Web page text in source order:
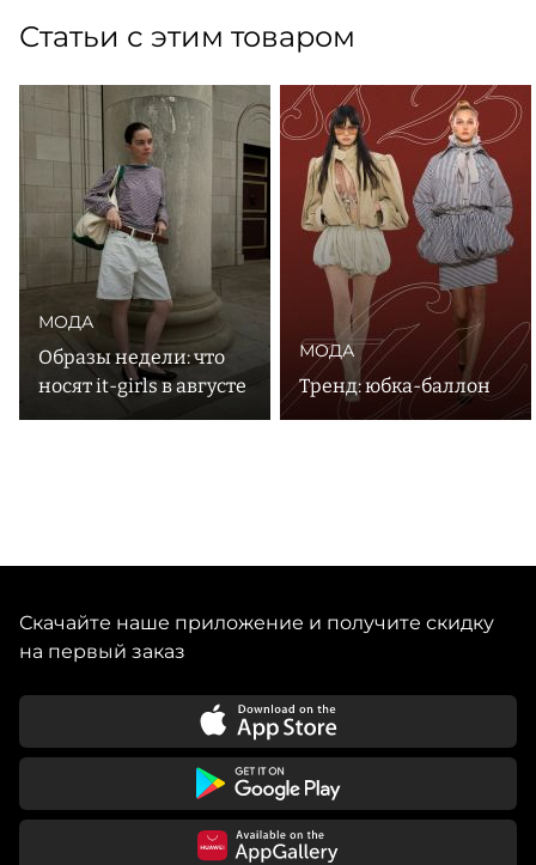
Статьи с этим товаром
МОДА
Образы недели: что
носят it-girls в августе
МОДА
Тренд: юбка-баллон
Скачайте наше приложение и получите скидку
на первый заказ